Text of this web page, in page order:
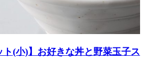
ト(小)】お好きな丼と野菜玉子ス